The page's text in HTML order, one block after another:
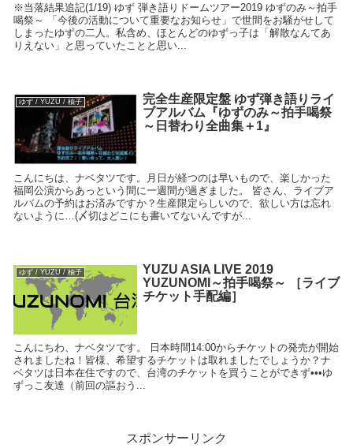
※当落結果追記(1/19) ゆず 弾き語りドームツアー2019 ゆずのみ～拍手
喝祭～ 「今後の活動について重要なお知らせ」で世間をお騒がせして
しまったゆずの二人。私含め、ほとんどのゆずっ子は「解散なんてあ
りえない」と思っていたことと思い...
ゆず / YUZU / 柚子
完全生産限定盤 ゆず弾き語りライ
ブアルバム『ゆずのみ～拍手喝祭
～日替わり全曲集＋1』
こんにちは、ナベタツです。月日が経つのは早いもので、楽しかった
福岡公演からあっという間に一週間が過ぎました。 皆さん、ライブア
ルバムの予約はお済みですか？生産限定らしいので、欲しい方は忘れ
ないように…(〆切はどこにも書いてないんですが...
ゆず / YUZU / 柚子
YUZU ASIA LIVE 2019
YUZUNOMI～拍手喝祭～ ［ライブ
チケット手配編］
こんにちわ、ナベタツです。 日本時間14:00からチケットの発売が開始
されましたね！皆様、希望するチケットは取れましたでしょうか？ナ
ベタツは日本在住ですので、台湾のチケットを買うことができず•••ゆ
ずっこ友達（前回の謳おう...
スポンサーリンク